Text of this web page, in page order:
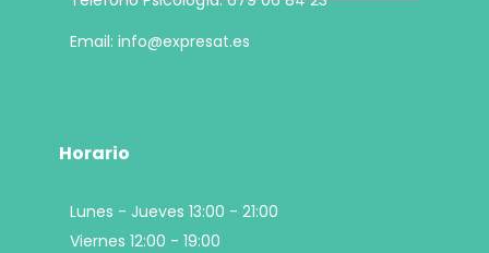
Email: info@expresat.es
Horario
Lunes - Jueves 13:00 - 21:00
Viernes 12:00 - 19:00